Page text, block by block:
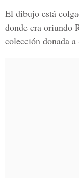
El dibujo está
donde era oriundo
colección donada a